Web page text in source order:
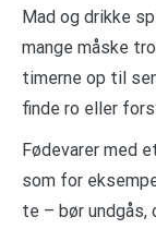
Mad og drikke
mange måske
timerne op til
finde ro eller
Fødevarer med
som for
te – bør undgås,